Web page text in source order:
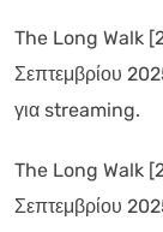
The Long Walk
Σεπτεμβρίου
για streaming.
The Long Walk
Σεπτεμβρίου